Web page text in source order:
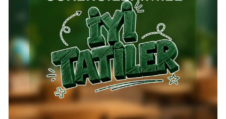
Kayseri
Kırklareli
Kırşehir
Kocaeli
Konya